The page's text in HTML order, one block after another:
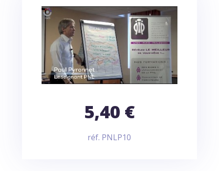
5,40 €
réf. PNLP10